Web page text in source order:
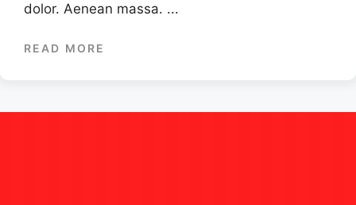
dolor. Aenean massa. ...
READ MORE